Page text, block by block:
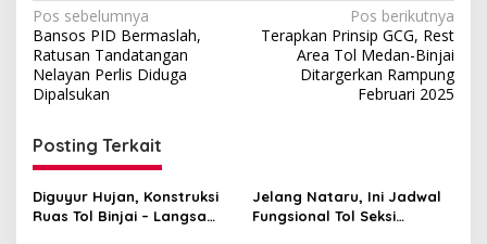
Navigasi
pos
Pos sebelumnya
Bansos PID Bermaslah,
Ratusan Tandatangan
Nelayan Perlis Diduga
Dipalsukan
Pos berikutnya
Terapkan Prinsip GCG, Rest
Area Tol Medan-Binjai
Ditargerkan Rampung
Februari 2025
Posting Terkait
Diguyur Hujan, Konstruksi
Ruas Tol Binjai – Langsa
Jelang Nataru, Ini Jadwal
Fungsional Tol Seksi